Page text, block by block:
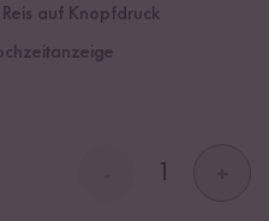
auf Knopfdruck